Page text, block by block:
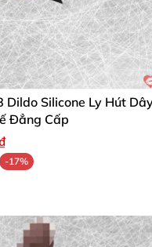
người lớn, mà
chọn hàng đầu cho
– Đừng bỏ lỡ!
Dildo Silicone Ly Hút
Đẳng Cấp
-17%